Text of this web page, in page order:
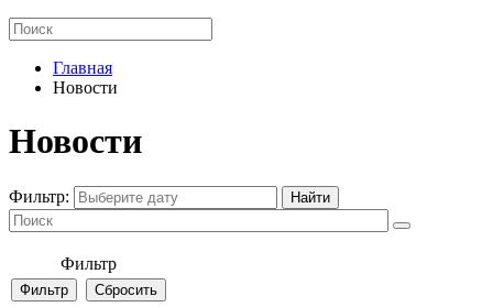
Главная
Новости
Новости
Фильтр:
Фильтр